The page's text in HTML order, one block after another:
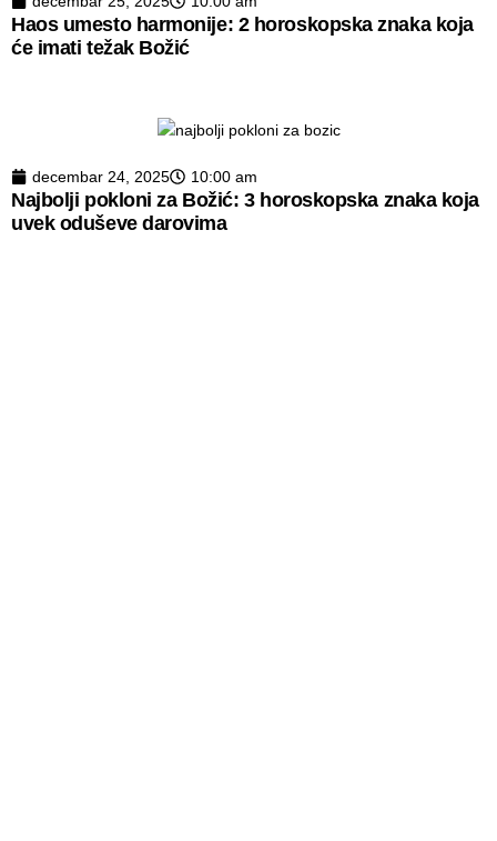
Haos umesto harmonije: 2 horoskopska znaka koja
će imati težak Božić
decembar 24, 2025 10:00 am
Najbolji pokloni za Božić: 3 horoskopska znaka koja
uvek oduševe darovima